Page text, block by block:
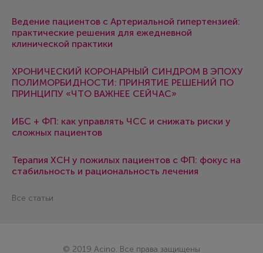
Ведение пациентов с Артериальной гипертензией:
практические решения для ежедневной
клинической практики
ХРОНИЧЕСКИЙ КОРОНАРНЫЙ СИНДРОМ В ЭПОХУ
ПОЛИМОРБИДНОСТИ: ПРИНЯТИЕ РЕШЕНИЙ ПО
ПРИНЦИПУ «ЧТО ВАЖНЕЕ СЕЙЧАС»
ИБС + ФП: как управлять ЧСС и снижать риски у
сложных пациентов
Терапия ХСН у пожилых пациентов с ФП: фокус на
стабильность и рациональность лечения
Все статьи
© 2019 Acino. Все права защищены